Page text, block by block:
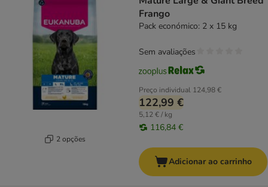
2 opções
Frango
Pack económico: 2 x 15 kg
Preço individual 124,98 €
122,99 €
5,12 € / kg
116,84 €
Sem avaliações
Adicionar ao carrinho